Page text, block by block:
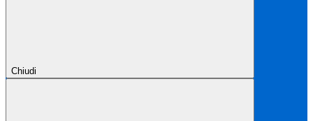
Chiudi